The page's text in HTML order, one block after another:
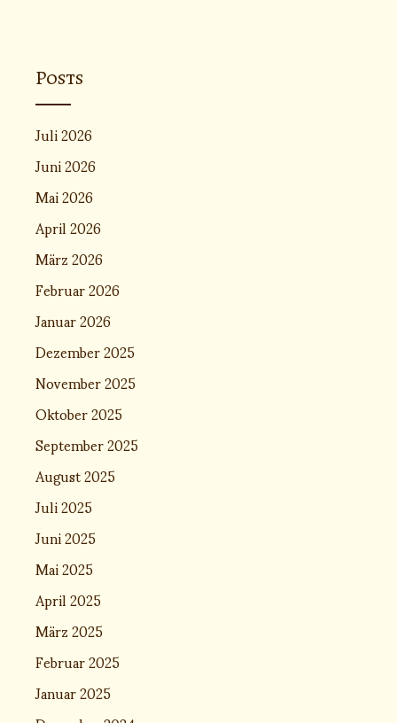
Posts
Juli 2026
Juni 2026
Mai 2026
April 2026
März 2026
Februar 2026
Januar 2026
Dezember 2025
November 2025
Oktober 2025
September 2025
August 2025
Juli 2025
Juni 2025
Mai 2025
April 2025
März 2025
Februar 2025
Januar 2025